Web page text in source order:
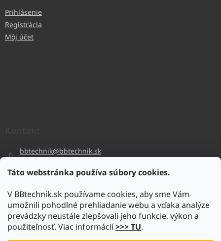
Táto webstránka používa súbory cookies.
V BBtechnik.sk používame cookies, aby sme Vám
umožnili pohodlné prehliadanie webu a vďaka analýze
prevádzky neustále zlepšovali jeho funkcie, výkon a
použiteľnosť. Viac informácií>>> TU.
Prihlásenie
Registrácia
Môj účet
bbtechnik@bbtechnik.sk
bbtechnik
https://www.youtube.com/@bb-techniks.r.o.7746